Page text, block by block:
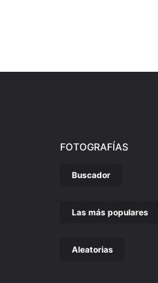
FOTOGRAFÍAS
Buscador
Las más populares
Aleatorias